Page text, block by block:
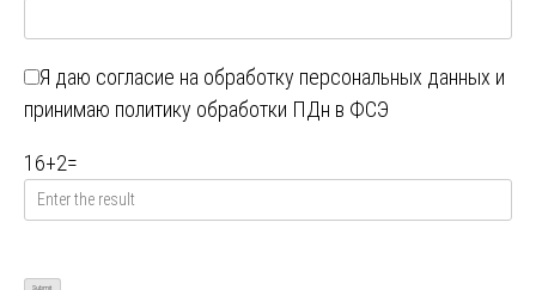
Я даю согласие на обработку персональных данных и
принимаю политику обработки ПДн в ФСЭ
16+2=